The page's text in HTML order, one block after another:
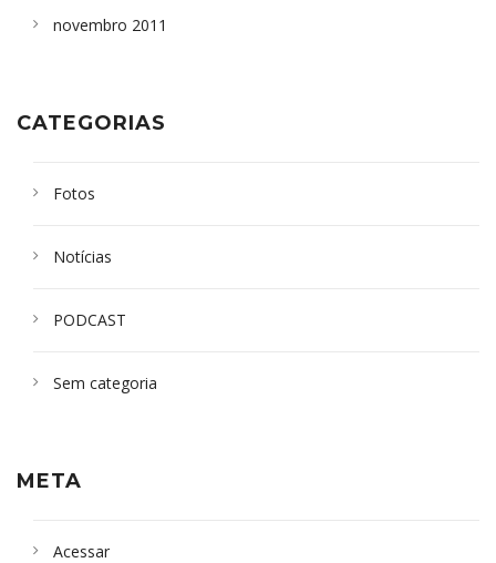
novembro 2011
CATEGORIAS
Fotos
Notícias
PODCAST
Sem categoria
META
Acessar